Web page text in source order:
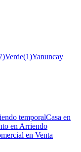
)Verde(1)Yanuncay
temporalCasa en
en Arriendo
en Venta